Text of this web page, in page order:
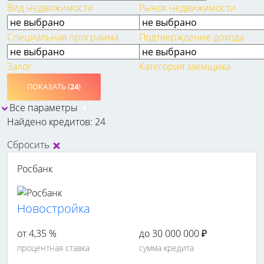
Вид недвижимости Рынок недвижимости
Специальная программа Подтверждение дохода
Залог Категория заемщика
ПОКАЗАТЬ (24)
Все параметры
Найдено кредитов: 24
Сбросить
Росбанк
Новостройка
от 4,35 %
процентная ставка
до 30 000 000 ₽
сумма кредита